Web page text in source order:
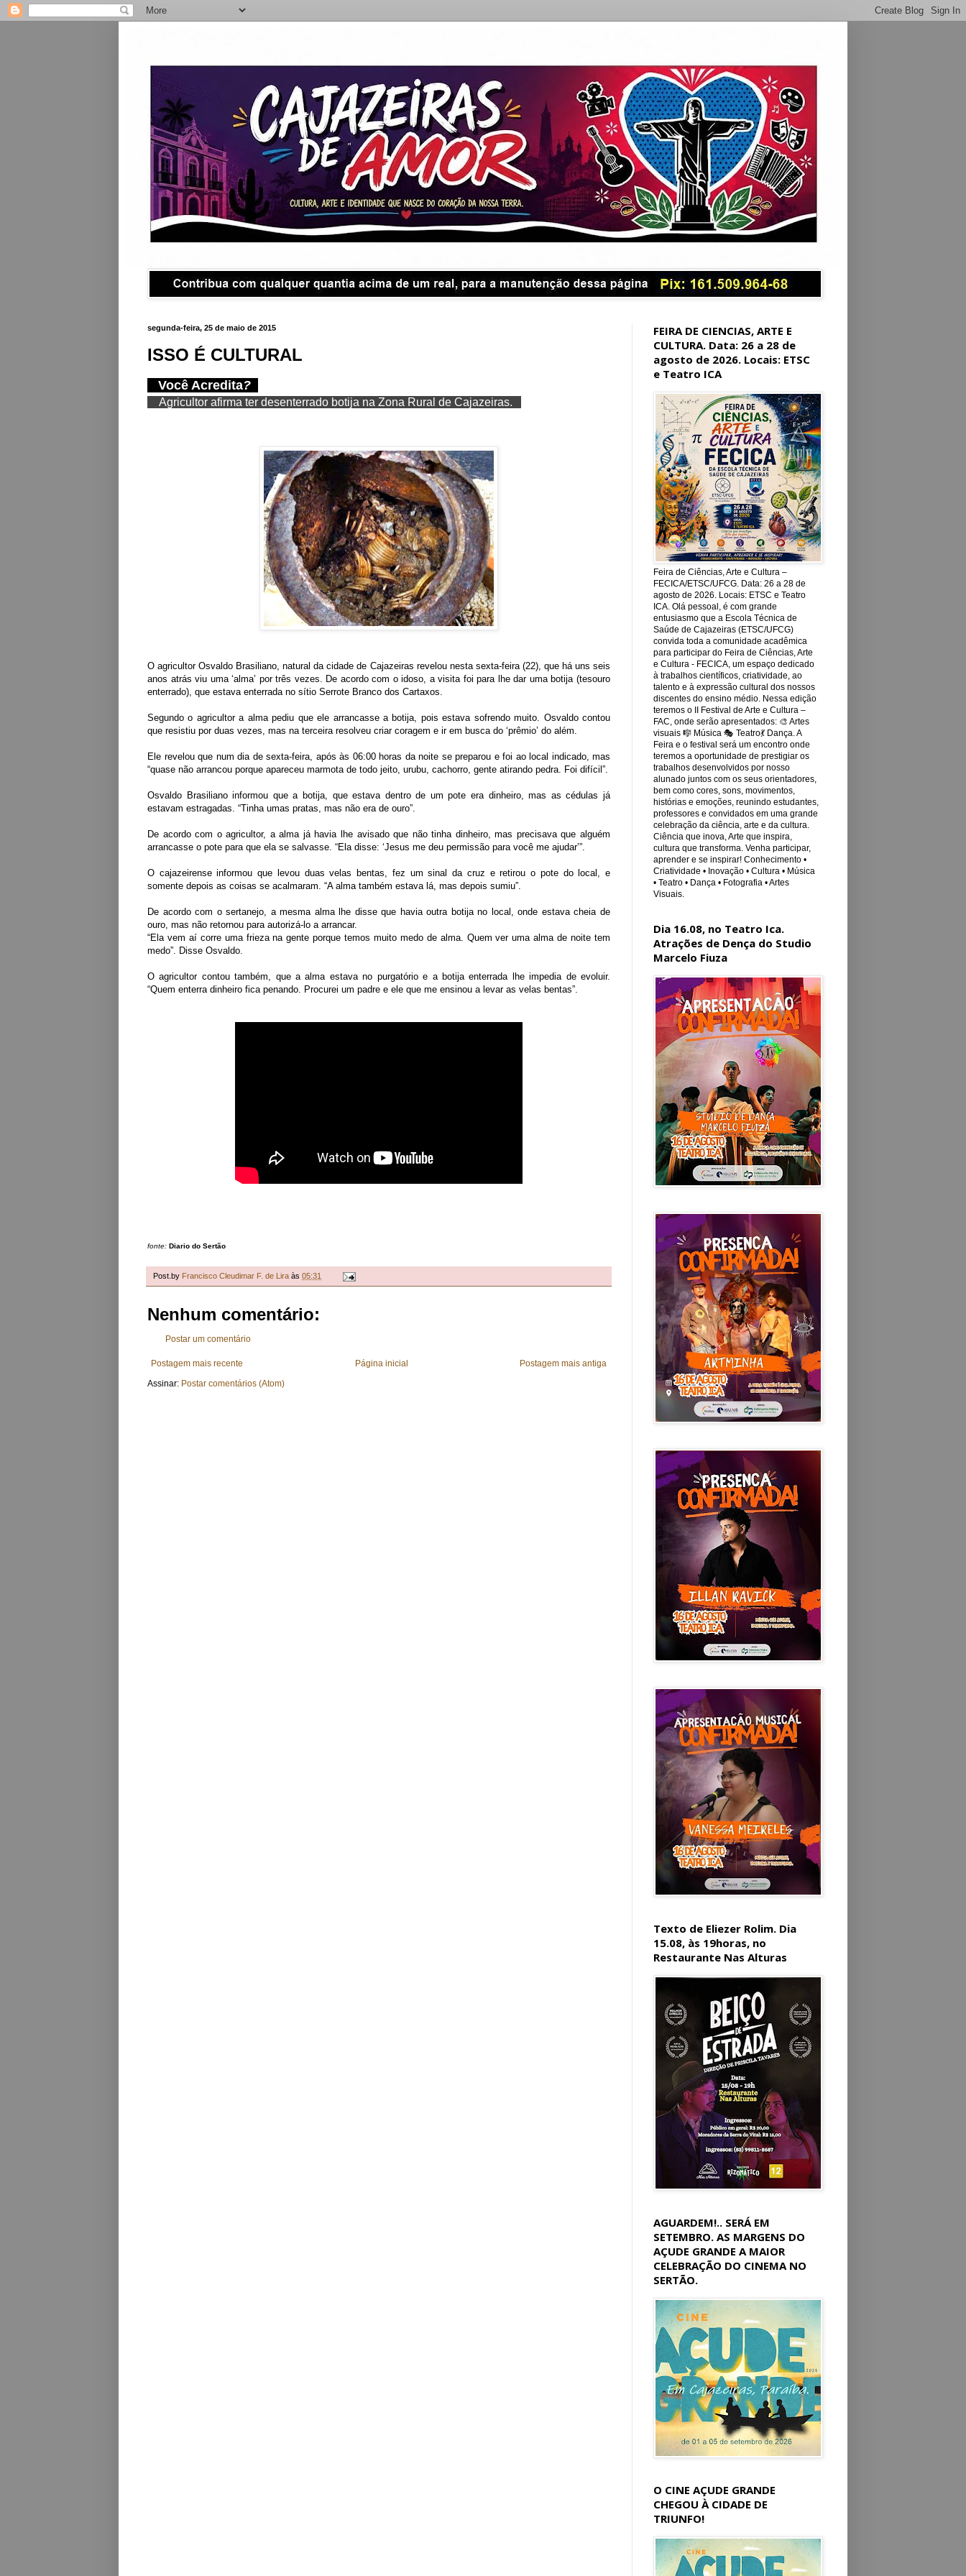
segunda-feira, 25 de maio de 2015
ISSO É CULTURAL
Você Acredita?
Agricultor afirma ter desenterrado botija na Zona Rural de Cajazeiras.
O agricultor Osvaldo Brasiliano, natural da cidade de Cajazeiras revelou nesta sexta-feira (22), que há uns seis
anos atrás viu uma ‘alma’ por três vezes. De acordo com o idoso, a visita foi para lhe dar uma botija (tesouro
enterrado), que estava enterrada no sítio Serrote Branco dos Cartaxos.
Segundo o agricultor a alma pediu que ele arrancasse a botija, pois estava sofrendo muito. Osvaldo contou
que resistiu por duas vezes, mas na terceira resolveu criar coragem e ir em busca do ‘prêmio’ do além.
Ele revelou que num dia de sexta-feira, após às 06:00 horas da noite se preparou e foi ao local indicado, mas
“quase não arrancou porque apareceu marmota de todo jeito, urubu, cachorro, gente atirando pedra. Foi difícil”.
Osvaldo Brasiliano informou que a botija, que estava dentro de um pote era dinheiro, mas as cédulas já
estavam estragadas. “Tinha umas pratas, mas não era de ouro”.
De acordo com o agricultor, a alma já havia lhe avisado que não tinha dinheiro, mas precisava que alguém
arrancasse o pote para que ela se salvasse. “Ela disse: ‘Jesus me deu permissão para você me ajudar’”.
O cajazeirense informou que levou duas velas bentas, fez um sinal da cruz e retirou o pote do local, e
somente depois as coisas se acalmaram. “A alma também estava lá, mas depois sumiu”.
De acordo com o sertanejo, a mesma alma lhe disse que havia outra botija no local, onde estava cheia de
ouro, mas não retornou para autorizá-lo a arrancar.
“Ela vem aí corre uma frieza na gente porque temos muito medo de alma. Quem ver uma alma de noite tem
medo”. Disse Osvaldo.
O agricultor contou também, que a alma estava no purgatório e a botija enterrada lhe impedia de evoluir.
“Quem enterra dinheiro fica penando. Procurei um padre e ele que me ensinou a levar as velas bentas”.
fonte: Diario do Sertão
Post.by Francisco Cleudimar F. de Lira às 05:31
Nenhum comentário:
Postar um comentário
Postagem mais recente Postagem mais antiga
Página inicial
Assinar: Postar comentários (Atom)
FEIRA DE CIENCIAS, ARTE E
CULTURA. Data: 26 a 28 de
agosto de 2026. Locais: ETSC
e Teatro ICA
Feira de Ciências, Arte e Cultura –
FECICA/ETSC/UFCG. Data: 26 a 28 de
agosto de 2026. Locais: ETSC e Teatro
ICA. Olá pessoal, é com grande
entusiasmo que a Escola Técnica de
Saúde de Cajazeiras (ETSC/UFCG)
convida toda a comunidade acadêmica
para participar do Feira de Ciências, Arte
e Cultura - FECICA, um espaço dedicado
à trabalhos científicos, criatividade, ao
talento e à expressão cultural dos nossos
discentes do ensino médio. Nessa edição
teremos o II Festival de Arte e Cultura –
FAC, onde serão apresentados: 🎨 Artes
visuais 🎼 Música 🎭 Teatro💃 Dança. A
Feira e o festival será um encontro onde
teremos a oportunidade de prestigiar os
trabalhos desenvolvidos por nosso
alunado juntos com os seus orientadores,
bem como cores, sons, movimentos,
histórias e emoções, reunindo estudantes,
professores e convidados em uma grande
celebração da ciência, arte e da cultura.
Ciência que inova, Arte que inspira,
cultura que transforma. Venha participar,
aprender e se inspirar! Conhecimento •
Criatividade • Inovação • Cultura • Música
• Teatro • Dança • Fotografia • Artes
Visuais.
Dia 16.08, no Teatro Ica.
Atrações de Dença do Studio
Marcelo Fiuza
Texto de Eliezer Rolim. Dia
15.08, às 19horas, no
Restaurante Nas Alturas
AGUARDEM!.. SERÁ EM
SETEMBRO. AS MARGENS DO
AÇUDE GRANDE A MAIOR
CELEBRAÇÃO DO CINEMA NO
SERTÃO.
O CINE AÇUDE GRANDE
CHEGOU À CIDADE DE
TRIUNFO!